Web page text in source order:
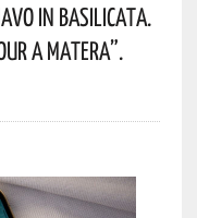
In Basilicata.
A Matera”.